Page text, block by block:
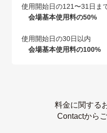
使用開始日の121〜31日ま
会場基本使用料の50%
使用開始日の30日以内
会場基本使用料の100%
料金に関する
Contactから